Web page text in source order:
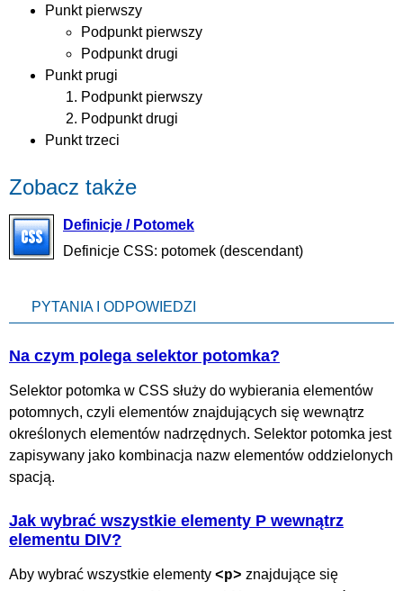
Punkt pierwszy
Podpunkt pierwszy
Podpunkt drugi
Punkt prugi
Podpunkt pierwszy
Podpunkt drugi
Punkt trzeci
Zobacz także
Definicje / Potomek
Definicje CSS: potomek (descendant)
PYTANIA I ODPOWIEDZI
Na czym polega selektor potomka?
Selektor potomka w CSS służy do wybierania elementów
potomnych, czyli elementów znajdujących się wewnątrz
określonych elementów nadrzędnych. Selektor potomka jest
zapisywany jako kombinacja nazw elementów oddzielonych
spacją.
Jak wybrać wszystkie elementy P wewnątrz
elementu DIV?
Aby wybrać wszystkie elementy <p> znajdujące się